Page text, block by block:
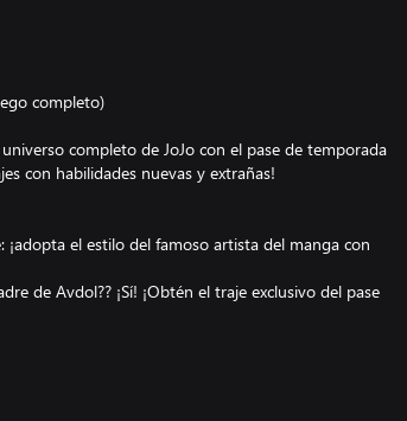
completo)
completo de JoJo con el pase de temporada
con habilidades nuevas y extrañas!
el estilo del famoso artista del manga con
de Avdol?? ¡Sí! ¡Obtén el traje exclusivo del pase